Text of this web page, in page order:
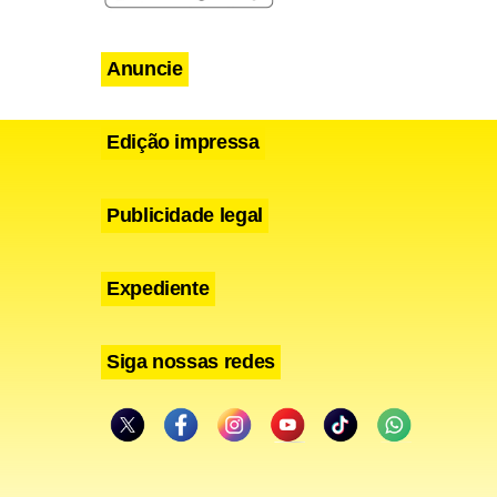
a ser
na
coautor
Anuncie
Edição impressa
Publicidade legal
Expediente
Siga nossas redes